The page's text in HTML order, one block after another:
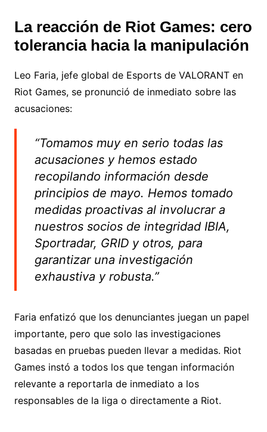
La reacción de Riot Games: cero
tolerancia hacia la manipulación
Leo Faria, jefe global de Esports de VALORANT en
Riot Games, se pronunció de inmediato sobre las
acusaciones:
“Tomamos muy en serio todas las
acusaciones y hemos estado
recopilando información desde
principios de mayo. Hemos tomado
medidas proactivas al involucrar a
nuestros socios de integridad IBIA,
Sportradar, GRID y otros, para
garantizar una investigación
exhaustiva y robusta.”
Faria enfatizó que los denunciantes juegan un papel
importante, pero que solo las investigaciones
basadas en pruebas pueden llevar a medidas. Riot
Games instó a todos los que tengan información
relevante a reportarla de inmediato a los
responsables de la liga o directamente a Riot.